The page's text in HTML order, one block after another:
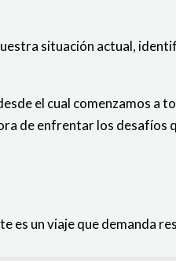
situación actual,
el cual comenzamos a
de enfrentar los desafíos
es un viaje que demanda